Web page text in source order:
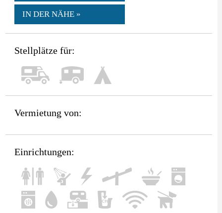
IN DER NÄHE »
Stellplätze für:
Vermietung von:
Einrichtungen: